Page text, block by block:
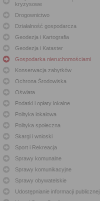
kryzysowe
Drogownictwo
Działalność gospodarcza
Geodezja i Kartografia
Geodezja i Kataster
Gospodarka nieruchomościami
Konserwacja zabytków
Ochrona Środowiska
Oświata
Podatki i opłaty lokalne
Polityka lokalowa
Polityka społeczna
Skargi i wnioski
Sport i Rekreacja
Sprawy komunalne
Sprawy komunikacyjne
Sprawy obywatelskie
Udostępnianie informacji publicznej